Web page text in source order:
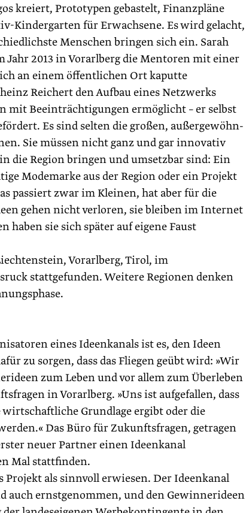
kreiert, Prototypen gebastelt, Finanzpläne
Kindergarten für Erwachsene. Es wird gelacht,
Menschen bringen sich ein. Sarah
Jahr 2013 in Vorarlberg die Mentoren mit einer
an einem öffentlichen Ort kaputte
Reichert den Aufbau eines Netzwerks
mit Beeinträchtigungen ermöglicht – er selbst
Es sind selten die großen, außergewöhn­
Sie müssen nicht ganz und gar innovativ
die Region bringen und umsetzbar sind: Ein
Modemarke aus der Region oder ein Projekt
passiert zwar im Kleinen, hat aber für die
gehen nicht verloren, sie bleiben im Internet
sie sich später auf eigene Faust
Vorarlberg, Tirol, im
stattgefunden. Weitere Regionen denken
eines Ideenkanals ist es, den Ideen
zu sorgen, dass das Fliegen geübt wird: »Wir
zum Leben und vor allem zum Überleben
in Vorarlberg. »Uns ist aufgefallen, dass
Grundlage ergibt oder die
Das Büro für Zukunftsfragen, getragen
neuer Partner einen Ideenkanal
Mal stattfinden.
als sinnvoll erwiesen. Der Ideenkanal
ernstgenommen, und den Gewinnerideen